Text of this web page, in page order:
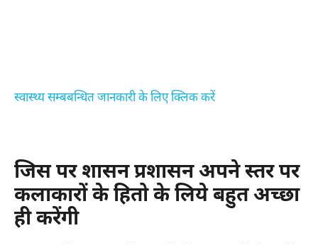
स्वास्थ्य सम्बबन्धित जानकारी के लिए क्लिक करें
जिस पर शासन प्रशासन अपने स्तर पर
कलाकारों के हितो के लिये बहुत अच्छा
ही करेंगी